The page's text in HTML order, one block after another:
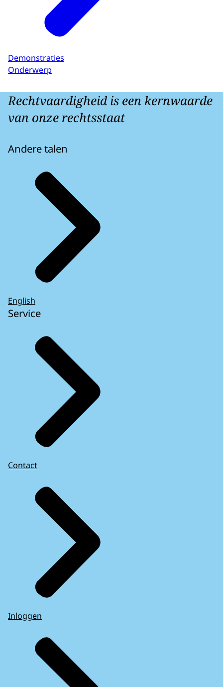
Demonstraties
Onderwerp
Rechtvaardigheid is een kernwaarde
van onze rechtsstaat
Andere talen
English
Service
Contact
Inloggen